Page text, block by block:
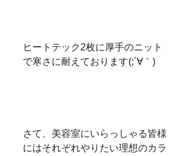
ヒートテック2枚に厚手のニット
で寒さに耐えております(;´∀｀)
さて、美容室にいらっしゃる皆様
にはそれぞれやりたい理想のカラ